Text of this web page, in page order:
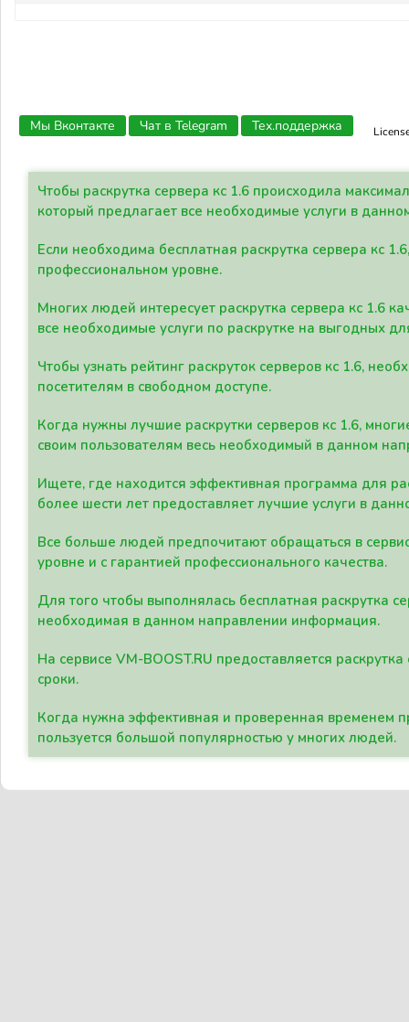
Мы Вконтакте Чат в Telegram Тех.поддержка
Чтобы раскрутка сервера кс 1.6 происходила
который предлагает все необходимые услуги в
Если необходима бесплатная раскрутка сервера кс
профессиональном уровне.
Многих людей интересует раскрутка сервера кс 1.6
все необходимые услуги по раскрутке на выгодных
Чтобы узнать рейтинг раскруток серверов кс 1.6,
посетителям в свободном доступе.
Когда нужны лучшие раскрутки серверов кс 1.6,
своим пользователям весь необходимый в данном
Ищете, где находится эффективная программа для
более шести лет предоставляет лучшие услуги в
Все больше людей предпочитают обращаться в
уровне и с гарантией профессионального качества.
Для того чтобы выполнялась бесплатная раскрутка
необходимая в данном направлении информация.
На сервисе VM-BOOST.RU предоставляется
сроки.
Когда нужна эффективная и проверенная временем
пользуется большой популярностью у многих людей.